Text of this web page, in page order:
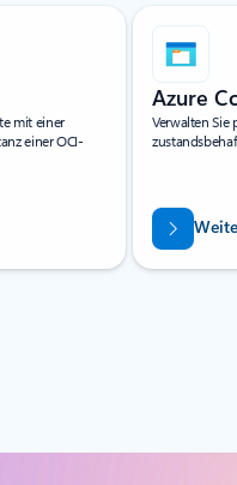
mit einer
einer OCI-
Azure
Verwalten Sie
– Container- und